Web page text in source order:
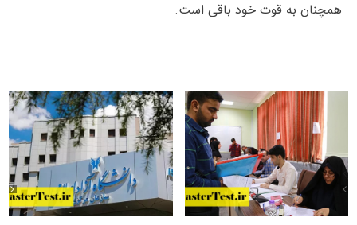
همچنان به قوت خود باقی است.